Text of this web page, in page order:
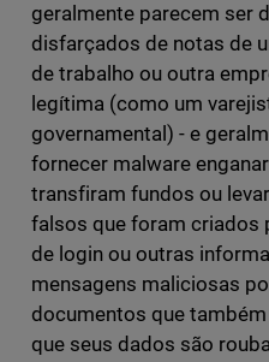
geralmente parecem ser
disfarçados de notas de
de trabalho ou outra
legítima (como um
governamental) - e
fornecer malware
transfiram fundos ou
falsos que foram criados
de login ou outras
mensagens maliciosas
documentos que
que seus dados são